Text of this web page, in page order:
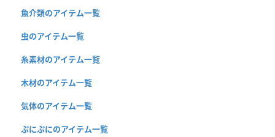
魚介類のアイテム一覧
虫のアイテム一覧
糸素材のアイテム一覧
木材のアイテム一覧
気体のアイテム一覧
ぷにぷにのアイテム一覧